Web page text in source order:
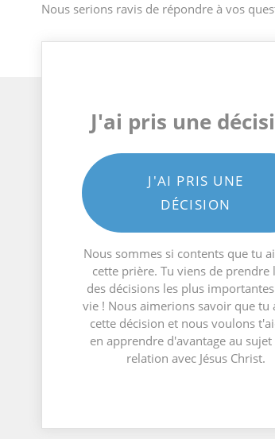
Nous serions ravis de répondre à vos
J'ai pris une
J'AI PRIS UNE
DÉCISION
Nous sommes si contents que tu
cette prière. Tu viens de prendre
des décisions les plus
vie ! Nous aimerions savoir que tu
cette décision et nous voulons
en apprendre d'avantage au sujet
relation avec Jésus Christ.